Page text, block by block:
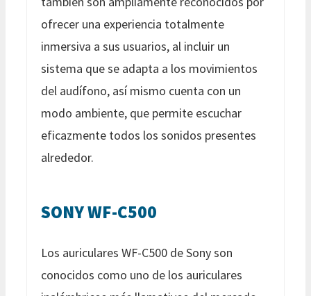
ofrecer una experiencia totalmente
inmersiva a sus usuarios, al incluir un
sistema que se adapta a los movimientos
del audífono, así mismo cuenta con un
modo ambiente, que permite escuchar
eficazmente todos los sonidos presentes
alrededor.
SONY WF-C500
Los auriculares WF-C500 de Sony son
conocidos como uno de los auriculares